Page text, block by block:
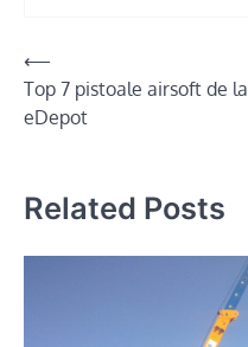
Post
navigation
⟵
Top 7 pistoale airsoft de la
eDepot
Related Posts